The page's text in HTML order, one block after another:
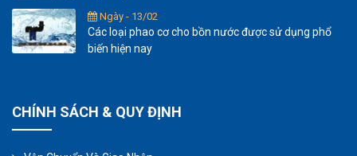
Ngày - 13/02
Các loại phao cơ cho bồn nước được sử dụng phổ
biến hiện nay
CHÍNH SÁCH & QUY ĐỊNH